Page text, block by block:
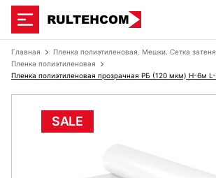
Главная
Пленка полиэтиленовая. Мешки. Сетка
Пленка полиэтиленовая
Пленка полиэтиленовая прозрачная РБ (120 мкм) Н-6м
SALE